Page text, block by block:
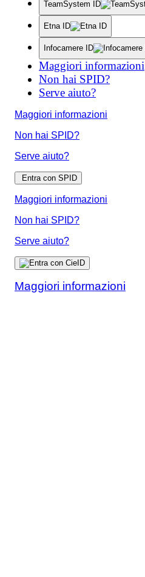
TeamSystem ID
Etna ID
Infocamere ID
Maggiori informazioni
Non hai SPID?
Serve aiuto?
Maggiori informazioni
Non hai SPID?
Serve aiuto?
Entra con SPID
Maggiori informazioni
Non hai SPID?
Serve aiuto?
Maggiori informazioni